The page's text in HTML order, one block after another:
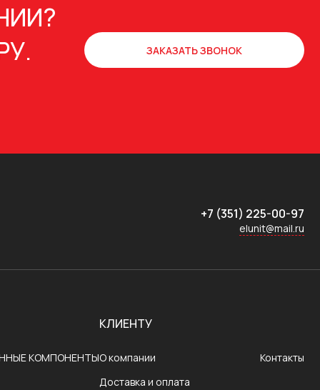
ЗАКАЗАТЬ ЗВОНОК
+7 (351) 225-00-97
elunit@mail.ru
КОМПОНЕНТЫ
КЛИЕНТУ
О компании
Доставка и оплата
Контакты